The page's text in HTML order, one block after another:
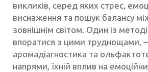
викликів, серед яких стрес,
виснаження та пошук балансу
зовнішнім світом. Один із
впоратися з цими труднощами, –
аромадіагностика та
напрями, їхній вплив на